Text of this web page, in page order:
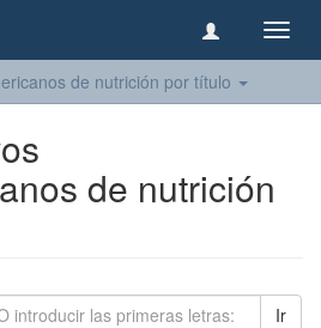
de nutrición por título
de nutrición
Ir